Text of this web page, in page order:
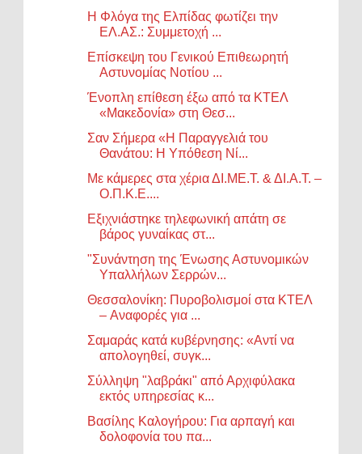
Η Φλόγα της Ελπίδας φωτίζει την
ΕΛ.ΑΣ.: Συμμετοχή ...
Επίσκεψη του Γενικού Επιθεωρητή
Αστυνομίας Νοτίου ...
Ένοπλη επίθεση έξω από τα ΚΤΕΛ
«Μακεδονία» στη Θεσ...
Σαν Σήμερα «Η Παραγγελιά του
Θανάτου: Η Υπόθεση Νί...
Με κάμερες στα χέρια ΔΙ.ΜΕ.Τ. & ΔΙ.Α.Τ. –
Ο.Π.Κ.Ε....
Εξιχνιάστηκε τηλεφωνική απάτη σε
βάρος γυναίκας στ...
"Συνάντηση της Ένωσης Αστυνομικών
Υπαλλήλων Σερρών...
Θεσσαλονίκη: Πυροβολισμοί στα ΚΤΕΛ
– Aναφορές για ...
Σαμαράς κατά κυβέρνησης: «Αντί να
απολογηθεί, συγκ...
Σύλληψη "λαβράκι" από Αρχιφύλακα
εκτός υπηρεσίας κ...
Βασίλης Καλογήρου: Για αρπαγή και
δολοφονία του πα...